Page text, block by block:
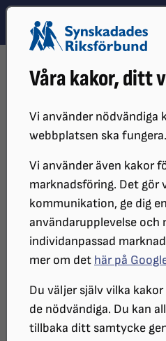
Våra kakor, ditt
Vi använder nödvändiga
webbplatsen ska fungera.
Vi använder även kakor
marknadsföring. Det
kommunikation, ge dig
användarupplevelse och
individanpassad
mer om det här på
Du väljer själv vilka
de nödvändiga. Du kan
tillbaka ditt samtycke
Hoppa till innehåll
Hoppa till hitta snabbt
DISTRIKT
SRF ÖREBRO LÄN
SYNSKADADES
LÄNS
Protokoll
Art: Styrelsemöte Nr 6.